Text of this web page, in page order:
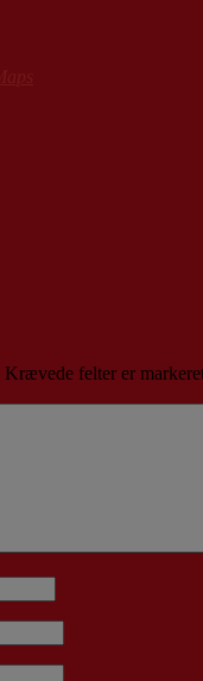
Krævede felter er